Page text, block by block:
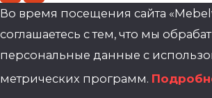
Во время посещения сайта
соглашаетесь с тем, что мы
персональные данные с
метрических программ.